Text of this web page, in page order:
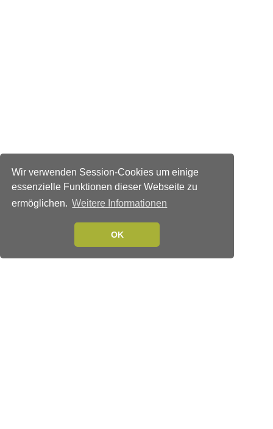
Wir verwenden Session-Cookies um einige
essenzielle Funktionen dieser Webseite zu
ermöglichen. Weitere Informationen
OK